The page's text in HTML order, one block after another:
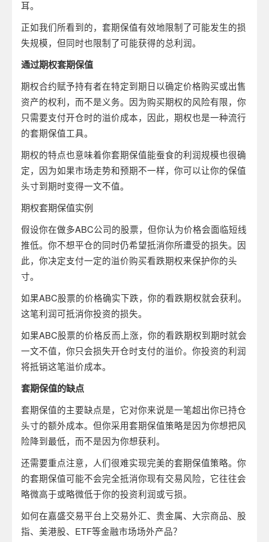
耳。
正如我们所看到的，套期保值有效地限制了可能发生的损
失规模，但同时也限制了可能获得的总利润。
通过期权套期保值
期权合约赋予持有者在特定到期日以确定价格购买或出售
资产的权利，而不是义务。因为购买期权的风险有限，你
只需要支付开仓时的溢价成本，因此，期权也是一种流行
的套期保值工具。
期权的特点也意味着你套期保值能蚕食的利润规模也很确
定，因为如果市场走势和预期不一样，你可以让你的保值
头寸到期时变得一文不值。
期权套期保值实例
假设你在做多ABC公司的股票，但你认为价格会面临短线
推低。你不想平仓的同时仍希望抵消你所遭受的损失。因
此，你决定支付一定的溢价购买看跌期权来保护你的头
寸。
如果ABC股票的价格确实下跌，你的看跌期权就会获利。
这笔利润可抵消你投资的损失。
如果ABC股票的价格反而上涨，你的看跌期权到期时就会
一文不值，你只会损失开仓时支付的溢价。你投资的利润
将抵销这笔溢价成本。
套期保值的缺点
套期保值的主要缺点是，它对你来说是一笔超出你已持仓
头寸的额外成本。但你采用套期保值策略是因为你想把风
险降到最低，而不是因为你想获利。
还需要重点注意，人们很难实现完美的套期保值策略。你
的套期保值可能不会完全抵消你现有交易风险，它往往会
略微高于或略微低于你的投资利润或亏损。
如何在嘉盛交易平台上交易外汇、贵金属、大宗商品、股
指、美港股、ETF等金融市场场外产品？